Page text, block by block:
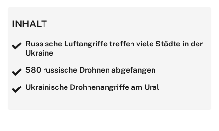
INHALT
Russische Luftangriffe treffen viele Städte in der
Ukraine
580 russische Drohnen abgefangen
Ukrainische Drohnenangriffe am Ural